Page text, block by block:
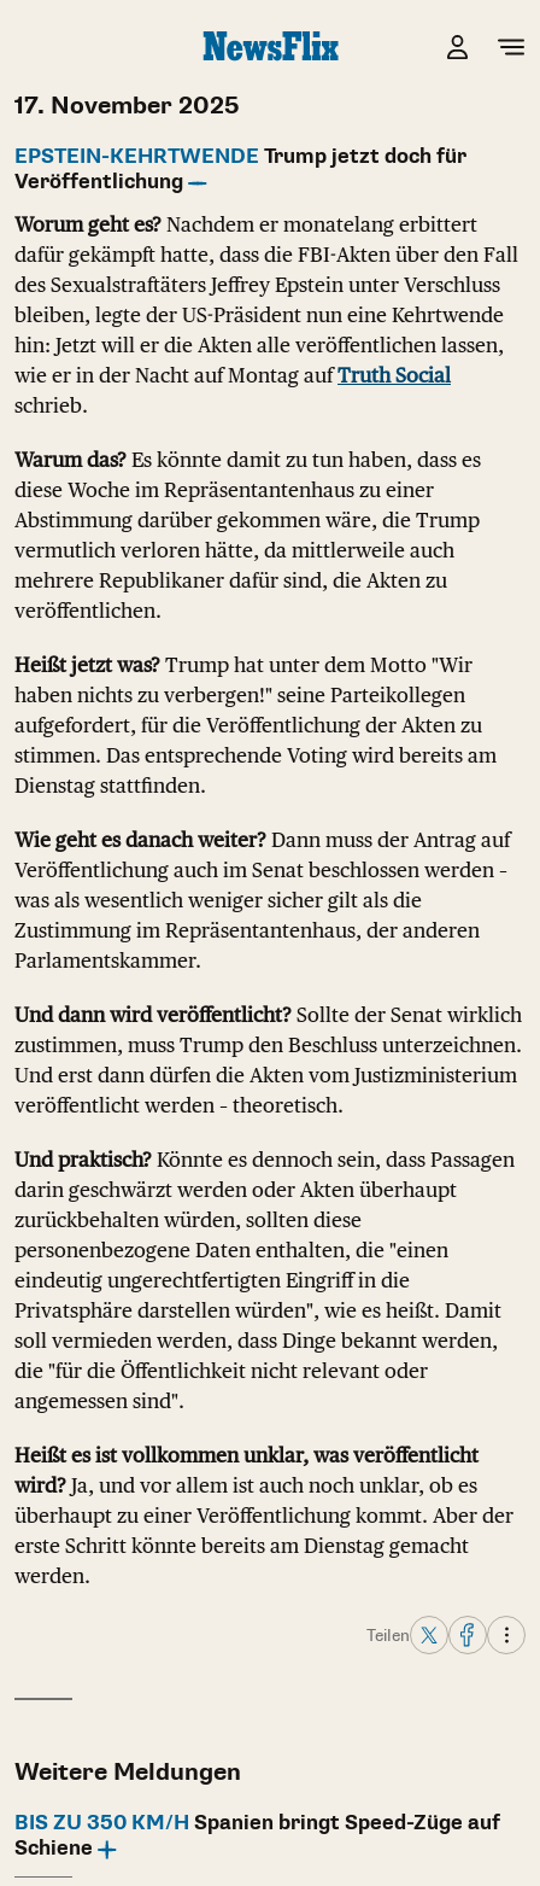
17. November 2025
EPSTEIN-KEHRTWENDE Trump jetzt doch für
Veröffentlichung
Worum geht es? Nachdem er monatelang erbittert
dafür gekämpft hatte, dass die FBI-Akten über den Fall
des Sexualstraftäters Jeffrey Epstein unter Verschluss
bleiben, legte der US-Präsident nun eine Kehrtwende
hin: Jetzt will er die Akten alle veröffentlichen lassen,
wie er in der Nacht auf Montag aufTruth Social
schrieb.
Warum das? Es könnte damit zu tun haben, dass es
diese Woche im Repräsentantenhaus zu einer
Abstimmung darüber gekommen wäre, die Trump
vermutlich verloren hätte, da mittlerweile auch
mehrere Republikaner dafür sind, die Akten zu
veröffentlichen.
Heißt jetzt was? Trump hat unter dem Motto "Wir
haben nichts zu verbergen!" seine Parteikollegen
aufgefordert, für die Veröffentlichung der Akten zu
stimmen. Das entsprechende Voting wird bereits am
Dienstag stattfinden.
Wie geht es danach weiter? Dann muss der Antrag auf
Veröffentlichung auch im Senat beschlossen werden –
was als wesentlich weniger sicher gilt als die
Zustimmung im Repräsentantenhaus, der anderen
Parlamentskammer.
Und dann wird veröffentlicht? Sollte der Senat wirklich
zustimmen, muss Trump den Beschluss unterzeichnen.
Und erst dann dürfen die Akten vom Justizministerium
veröffentlicht werden – theoretisch.
Und praktisch? Könnte es dennoch sein, dass Passagen
darin geschwärzt werden oder Akten überhaupt
zurückbehalten würden, sollten diese
personenbezogene Daten enthalten, die "einen
eindeutig ungerechtfertigten Eingriff in die
Privatsphäre darstellen würden", wie es heißt. Damit
soll vermieden werden, dass Dinge bekannt werden,
die "für die Öffentlichkeit nicht relevant oder
angemessen sind".
Heißt es ist vollkommen unklar, was veröffentlicht
wird? Ja, und vor allem ist auch noch unklar, ob es
überhaupt zu einer Veröffentlichung kommt. Aber der
erste Schritt könnte bereits am Dienstag gemacht
werden.
Teilen
Weitere Meldungen
BIS ZU 350 KM/H Spanien bringt Speed-Züge auf
Schiene